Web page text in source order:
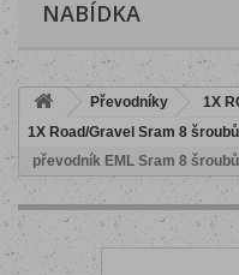
NABÍDKA
Převodníky
1X
1X Road/Gravel Sram 8
převodník EML Sram 8